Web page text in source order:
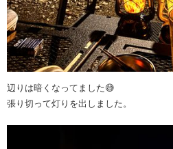
辺りは暗くなってました😅
張り切って灯りを出しました。